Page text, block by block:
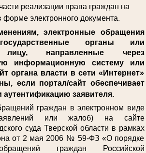
реализации права граждан на
электронного документа.
электронные обращения
органы или
лицу, направленные через
информационную систему или
органа власти в сети «Интернет»
если портал/сайт обеспечивает
заявителя.
граждан в электронном виде
или жалоб) на сайте
суда Тверской области в рамках
от 2 мая 2006 № 59-ФЗ «О порядке
граждан Российской